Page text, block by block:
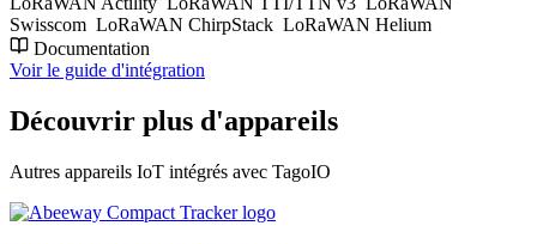
Swisscom LoRaWAN ChirpStack LoRaWAN Helium
Documentation
Voir le guide d'intégration
Découvrir plus d'appareils
Autres appareils IoT intégrés avec TagoIO